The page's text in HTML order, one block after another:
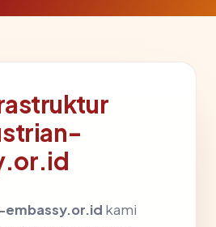
embassy.or.id kami